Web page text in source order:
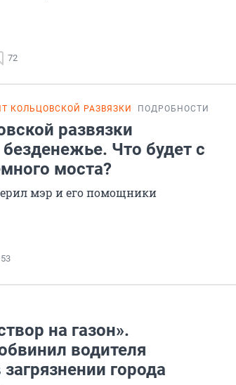
72
КОЛЬЦОВСКОЙ РАЗВЯЗКИ ПОДРОБНОСТИ
развязки
Что будет с
моста?
мэр и его помощники
53
на газон».
водителя
города